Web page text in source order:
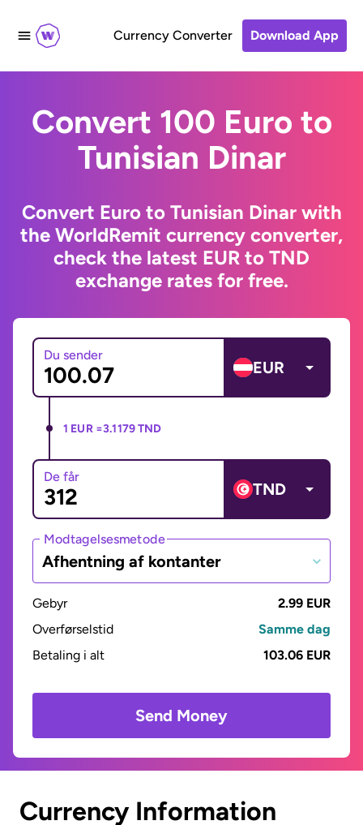
Currency Converter Download App
Convert 100 Euro to
Tunisian Dinar
Convert Euro to Tunisian Dinar with
the WorldRemit currency converter,
check the latest EUR to TND
exchange rates for free.
Du sender
EUR
1 EUR =3.1179 TND
De får
TND
Modtagelsesmetode
Afhentning af kontanter
Gebyr
2.99 EUR
Overførselstid
Samme dag
Betaling i alt
103.06 EUR
Send Money
Currency Information